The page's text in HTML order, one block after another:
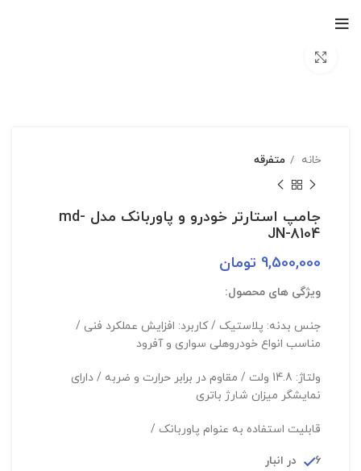
خانه متفرقه
جامپ استارتر خودرو و پاوربانک مدل md-
JN-8104
9,500,000 تومان
ویژگی های محصول:
جنس بدنه: پلاستیک / کاربرد: افزایش عملکرد فنی /
مناسب انواع خودروهلی سواری و آفرود
ولتاژ: 14.8 ولت / مقاوم در برابر حرارت و ضربه / دارای
نمایشگر میزان شارژ باتری
قابلیت استفاده به عنوام پاوربانک /
6 در انبار